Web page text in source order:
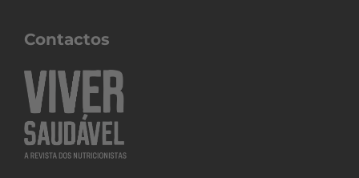
Contactos